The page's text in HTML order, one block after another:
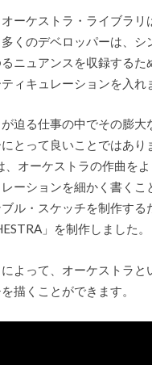
ーケストラ・ライブラリ
くのデベロッパーは、シ
ニュアンスを収録するた
ィキュレーションを入れ
迫る仕事の中でその膨大
とって良いことではあり
、オーケストラの作曲を
ーションを細かく書くこ
ル・スケッチを制作する
」を制作しました。
よって、オーケストラと
描くことができます。